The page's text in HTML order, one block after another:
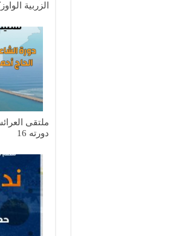
الزربية
ملتقى
دورته 16